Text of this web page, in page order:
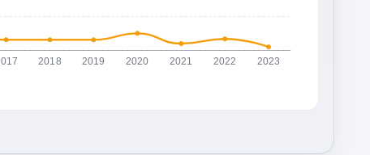
2018 2019 2020 2021 2022 2023